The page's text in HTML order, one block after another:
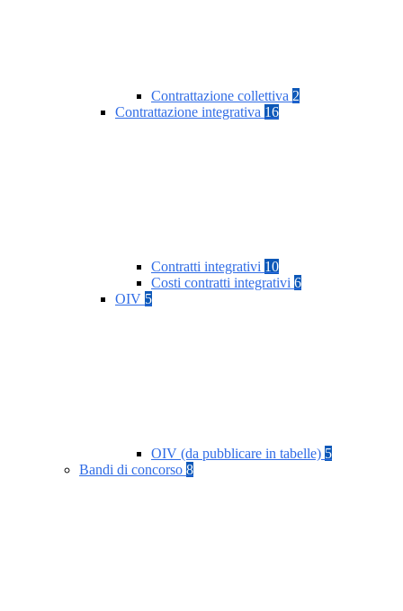
Contrattazione collettiva 2
Contrattazione integrativa 16
Contratti integrativi 10
Costi contratti integrativi 6
OIV 5
OIV (da pubblicare in tabelle) 5
Bandi di concorso 8